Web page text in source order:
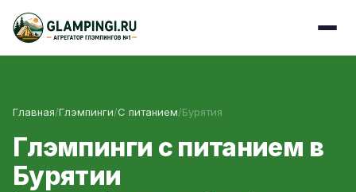
Главная/Глэмпинги/С питанием/Бурятия
Глэмпинги с питанием в
Бурятии